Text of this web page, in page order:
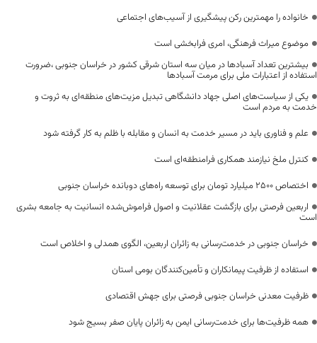
خانواده را مهمترین رکن پیشگیری از آسیب‌های اجتماعی
موضوع میراث فرهنگی، امری فرابخشی است
بیشترین تعداد آسبادها در میان سه استان شرقی کشور در خراسان جنوبی ،ضرورت
استفاده از اعتبارات ملی برای مرمت آسبادها
یکی از سیاست‌های اصلی جهاد دانشگاهی تبدیل مزیت‌های منطقه‌ای به ثروت و
خدمت به مردم است
علم و فناوری باید در مسیر خدمت به انسان و مقابله با ظلم به کار گرفته شود
کنترل ملخ نیازمند همکاری فرامنطقه‌ای است
اختصاص 2500 میلیارد تومان برای توسعه راه‌های دوبانده خراسان جنوبی
اربعین فرصتی برای بازگشت عقلانیت و اصول فراموش‌شده انسانیت به جامعه بشری
است
خراسان جنوبی در خدمت‌رسانی به زائران اربعین، الگوی همدلی و اخلاص است
استفاده از ظرفیت پیمانکاران و تأمین‌کنندگان بومی استان
ظرفیت معدنی خراسان جنوبی فرصتی برای جهش اقتصادی
همه ظرفیت‌ها برای خدمت‌رسانی ایمن به زائران پایان صفر بسیج شود